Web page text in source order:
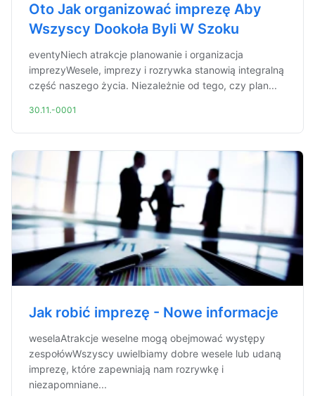
Oto Jak organizować imprezę Aby
Wszyscy Dookoła Byli W Szoku
eventyNiech atrakcje planowanie i organizacja
imprezyWesele, imprezy i rozrywka stanowią integralną
część naszego życia. Niezależnie od tego, czy plan...
30.11.-0001
Jak robić imprezę - Nowe informacje
weselaAtrakcje weselne mogą obejmować występy
zespołówWszyscy uwielbiamy dobre wesele lub udaną
imprezę, które zapewniają nam rozrywkę i
niezapomniane...